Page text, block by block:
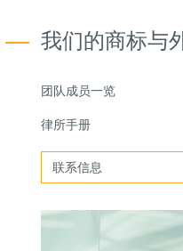
我们的商标与
团队成员一览
律所手册
联系信息